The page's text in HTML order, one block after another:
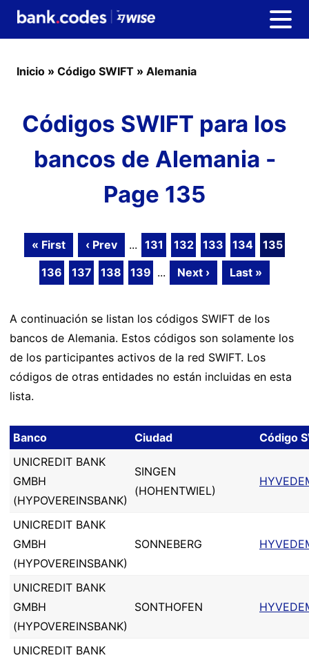
Inicio » Código SWIFT » Alemania
Códigos SWIFT para los
bancos de Alemania -
Page 135
« First ‹ Prev ... 131 132 133 134
135
136
137 138 139 ... Next › Last »
A continuación se listan los códigos SWIFT de los
bancos de Alemania. Estos códigos son solamente los
de los participantes activos de la red SWIFT. Los
códigos de otras entidades no están incluidas en esta
lista.
Banco Ciudad
Código
UNICREDIT BANK
GMBH
(HYPOVEREINSBANK)
SINGEN
(HOHENTWIEL)
UNICREDIT BANK
GMBH
(HYPOVEREINSBANK)
SONNEBERG
UNICREDIT BANK
GMBH
(HYPOVEREINSBANK)
SONTHOFEN
UNICREDIT BANK